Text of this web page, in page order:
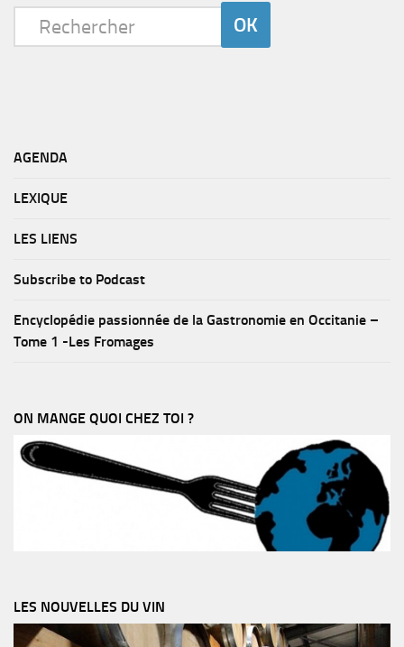
AGENDA
LEXIQUE
LES LIENS
Subscribe to Podcast
Encyclopédie passionnée de la Gastronomie en Occitanie –
Tome 1 -Les Fromages
ON MANGE QUOI CHEZ TOI ?
LES NOUVELLES DU VIN